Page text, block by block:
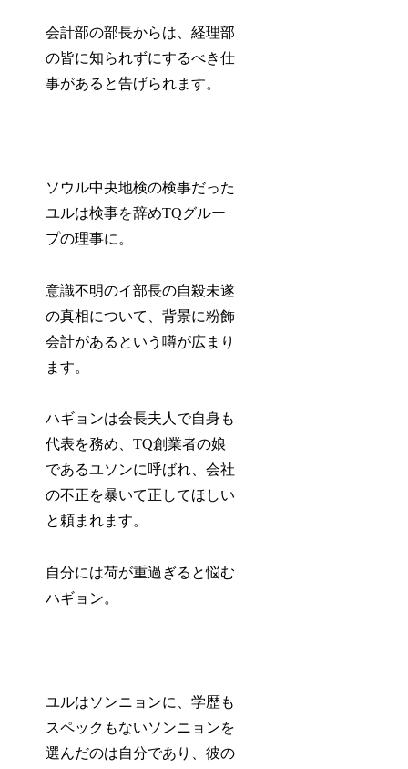
会計部の部長からは、経理部
の皆に知られずにするべき仕
事があると告げられます。
ソウル中央地検の検事だった
ユルは検事を辞めTQグルー
プの理事に。
意識不明のイ部長の自殺未遂
の真相について、背景に粉飾
会計があるという噂が広まり
ます。
ハギョンは会長夫人で自身も
代表を務め、TQ創業者の娘
であるユソンに呼ばれ、会社
の不正を暴いて正してほしい
と頼まれます。
自分には荷が重過ぎると悩む
ハギョン。
ユルはソンニョンに、学歴も
スペックもないソンニョンを
選んだのは自分であり、彼の